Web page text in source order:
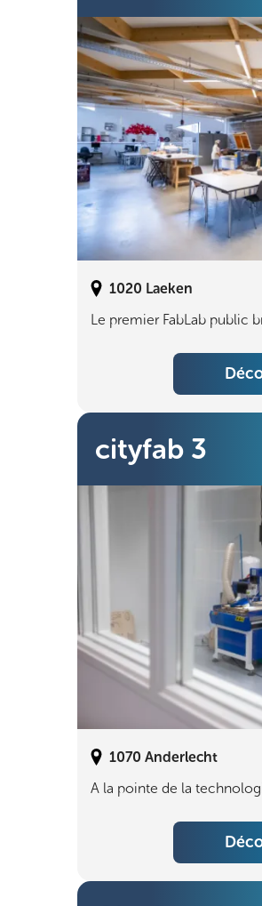
1020 Laeken
Le premier FabLab public
cityfab 3
1070 Anderlecht
A la pointe de la